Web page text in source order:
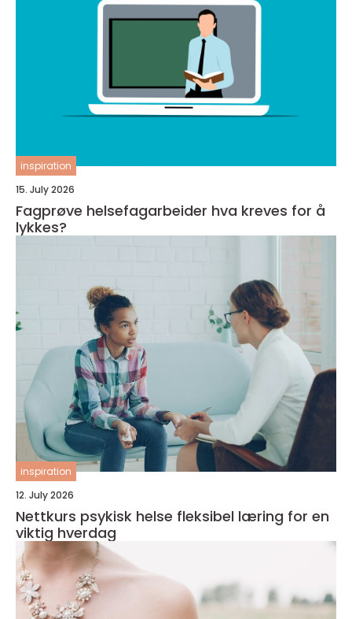
inspiration
15. July 2026
Fagprøve helsefagarbeider hva kreves for å
lykkes?
inspiration
12. July 2026
Nettkurs psykisk helse fleksibel læring for en
viktig hverdag